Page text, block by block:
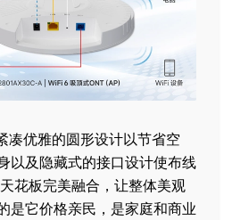
凑优雅的圆形设计以节省空
以及隐藏式的接口设计使布线
花板完美融合，让整体美观
是它价格亲民，是家庭和商业